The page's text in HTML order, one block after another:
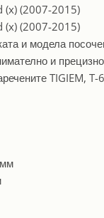
(x) (2007-2015)
(x) (2007-2015)
и модела
и
TIGIEM,